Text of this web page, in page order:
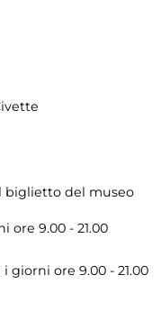
biglietto del museo
ore 9.00 - 21.00
giorni ore 9.00 - 21.00